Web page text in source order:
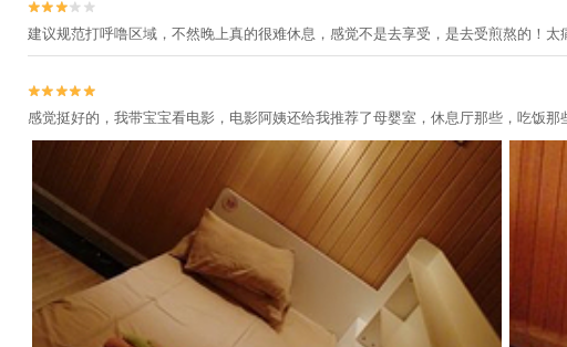


建议规范打呼噜区域，不然晚上真的很难休息，感觉不是去享受，是去受煎熬的！太


感觉挺好的，我带宝宝看电影，电影阿姨还给我推荐了母婴室，休息厅那些，吃饭